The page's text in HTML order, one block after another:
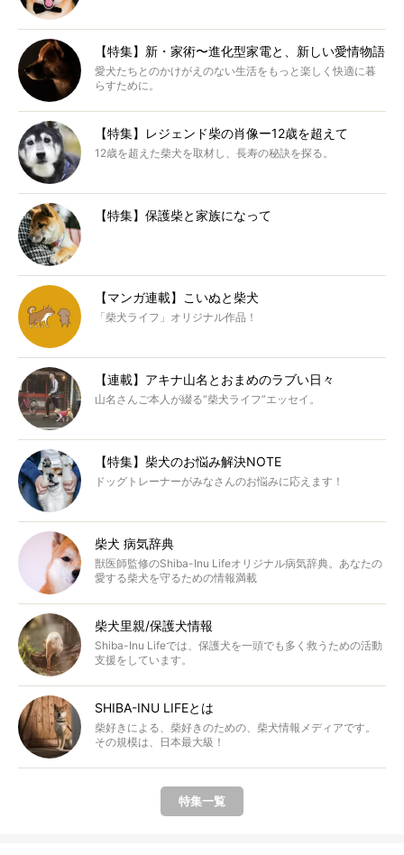
【特集】新・家術〜進化型家電と、新しい愛情物語
愛犬たちとのかけがえのない生活をもっと楽しく快適に暮
らすために。
【特集】レジェンド柴の肖像ー12歳を超えて
12歳を超えた柴犬を取材し、長寿の秘訣を探る。
【特集】保護柴と家族になって
【マンガ連載】こいぬと柴犬
「柴犬ライフ」オリジナル作品！
【連載】アキナ山名とおまめのラブい日々
山名さんご本人が綴る“柴犬ライフ”エッセイ。
【特集】柴犬のお悩み解決NOTE
ドッグトレーナーがみなさんのお悩みに応えます！
柴犬 病気辞典
獣医師監修のShiba-Inu Lifeオリジナル病気辞典。あなたの
愛する柴犬を守るための情報満載
柴犬里親/保護犬情報
Shiba-Inu Lifeでは、保護犬を一頭でも多く救うための活動
支援をしています。
SHIBA-INU LIFEとは
柴好きによる、柴好きのための、柴犬情報メディアです。
その規模は、日本最大級！
特集一覧